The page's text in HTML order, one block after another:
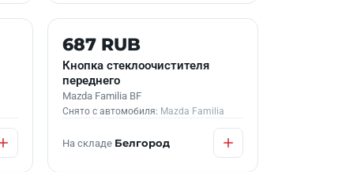
Б/У В НАЛИЧИИ
687 RUB
Кнопка стеклоочистителя
переднего
Mazda Familia BF
Снято с автомобиля: Mazda Familia
На складе Белгород